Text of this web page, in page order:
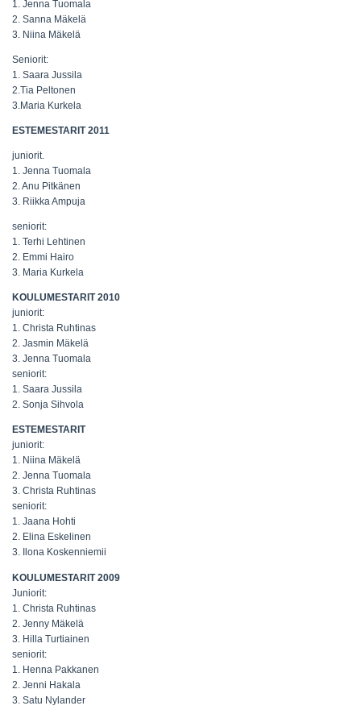
1. Jenna Tuomala
2. Sanna Mäkelä
3. Niina Mäkelä
Seniorit:
1. Saara Jussila
2.Tia Peltonen
3.Maria Kurkela
ESTEMESTARIT 2011
juniorit.
1. Jenna Tuomala
2. Anu Pitkänen
3. Riikka Ampuja
seniorit:
1. Terhi Lehtinen
2. Emmi Hairo
3. Maria Kurkela
KOULUMESTARIT 2010
juniorit:
1. Christa Ruhtinas
2. Jasmin Mäkelä
3. Jenna Tuomala
seniorit:
1. Saara Jussila
2. Sonja Sihvola
ESTEMESTARIT
juniorit:
1. Niina Mäkelä
2. Jenna Tuomala
3. Christa Ruhtinas
seniorit:
1. Jaana Hohti
2. Elina Eskelinen
3. Ilona Koskenniemii
KOULUMESTARIT 2009
Juniorit:
1. Christa Ruhtinas
2. Jenny Mäkelä
3. Hilla Turtiainen
seniorit:
1. Henna Pakkanen
2. Jenni Hakala
3. Satu Nylander